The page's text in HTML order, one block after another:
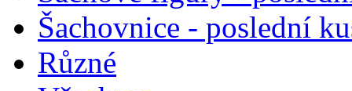
Šachovnice - poslední
Různé